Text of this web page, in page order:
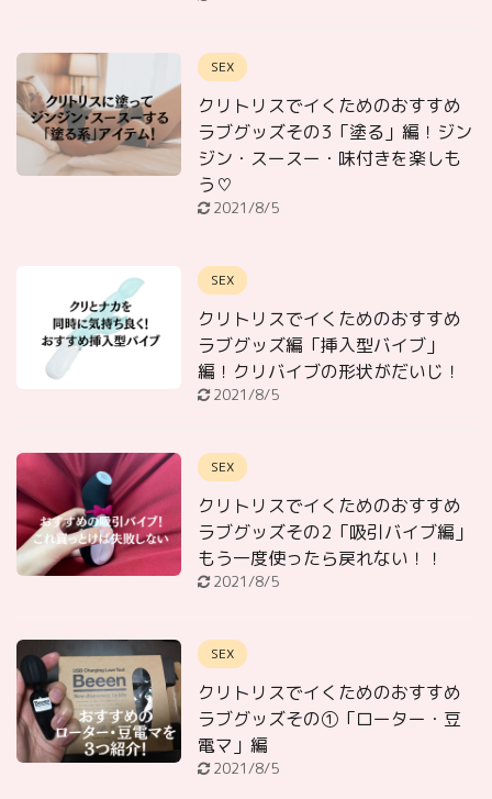
SEX
クリトリスでイくためのおすすめ
ラブグッズその3「塗る」編！ジン
ジン・スースー・味付きを楽しも
う♡
2021/8/5
SEX
クリトリスでイくためのおすすめ
ラブグッズ編「挿入型バイブ」
編！クリバイブの形状がだいじ！
2021/8/5
SEX
クリトリスでイくためのおすすめ
ラブグッズその2「吸引バイブ編」
もう一度使ったら戻れない！！
2021/8/5
SEX
クリトリスでイくためのおすすめ
ラブグッズその①「ローター・豆
電マ」編
2021/8/5